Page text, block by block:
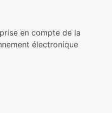
en compte de la
électronique